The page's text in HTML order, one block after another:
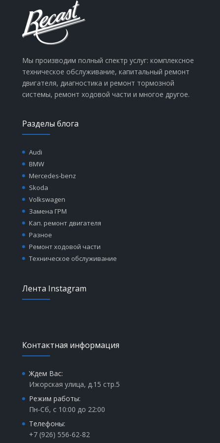
Мы производим полный спектр услуг: комплексное
техническое обслуживание, капитальный ремонт
двигателя, диагностика и ремонт тормозной
системы, ремонт ходовой части и многое другое.
Разделы блога
Audi
BMW
Mercedes-benz
Skoda
Volkswagen
Замена ГРМ
Кап. ремонт двигателя
Разное
Ремонт ходовой части
Техническое обслуживание
Лента Instagram
Контактная информация
Ждем Вас:
Ижорская улица, д.15 стр.5
Режим работы:
Пн-Сб, с 10:00 до 22:00
Телефоны:
+7 (926) 556-62-82